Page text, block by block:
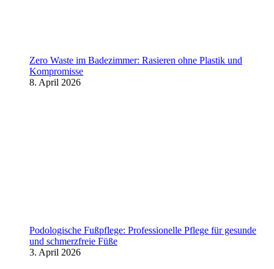
Zero Waste im Badezimmer: Rasieren ohne Plastik und
Kompromisse
8. April 2026
Podologische Fußpflege: Professionelle Pflege für gesunde
und schmerzfreie Füße
3. April 2026